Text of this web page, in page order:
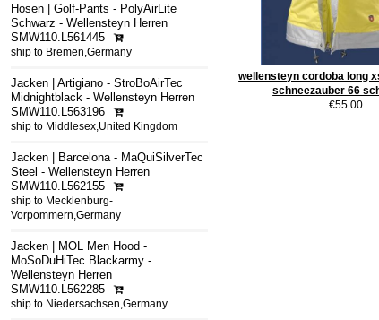
Hosen | Golf-Pants - PolyAirLite
Schwarz - Wellensteyn Herren
SMW110.L561445
ship to Bremen,Germany
Jacken | Artigiano - StroBoAirTec
Midnightblack - Wellensteyn Herren
SMW110.L563196
ship to Middlesex,United Kingdom
Jacken | Barcelona - MaQuiSilverTec
Steel - Wellensteyn Herren
SMW110.L562155
ship to Mecklenburg-
Vorpommern,Germany
Jacken | MOL Men Hood -
MoSoDuHiTec Blackarmy -
Wellensteyn Herren
SMW110.L562285
ship to Niedersachsen,Germany
wellensteyn cordoba long
schneezauber 66
€55.00